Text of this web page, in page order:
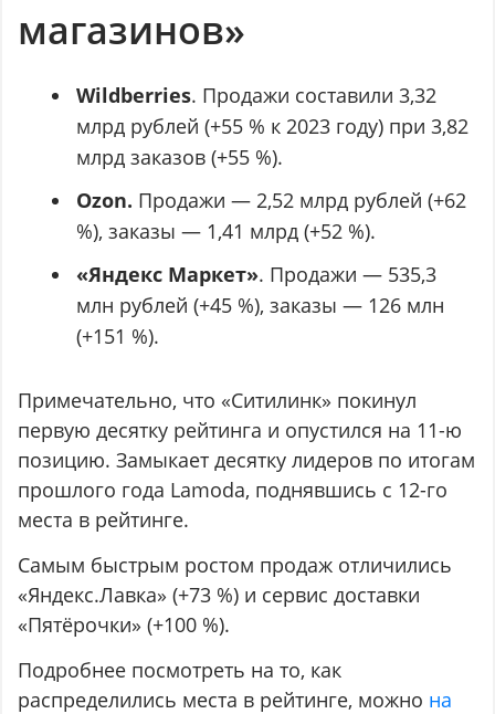
магазинов»
Wildberries. Продажи составили 3,32
млрд рублей (+55 % к 2023 году) при 3,82
млрд заказов (+55 %).
Ozon. Продажи — 2,52 млрд рублей (+62
%), заказы — 1,41 млрд (+52 %).
«Яндекс Маркет». Продажи — 535,3
млн рублей (+45 %), заказы — 126 млн
(+151 %).
Примечательно, что «Ситилинк» покинул
первую десятку рейтинга и опустился на 11-ю
позицию. Замыкает десятку лидеров по итогам
прошлого года Lamoda, поднявшись с 12-го
места в рейтинге.
Самым быстрым ростом продаж отличились
«Яндекс.Лавка» (+73 %) и сервис доставки
«Пятёрочки» (+100 %).
Подробнее посмотреть на то, как
распределились места в рейтинге, можно на